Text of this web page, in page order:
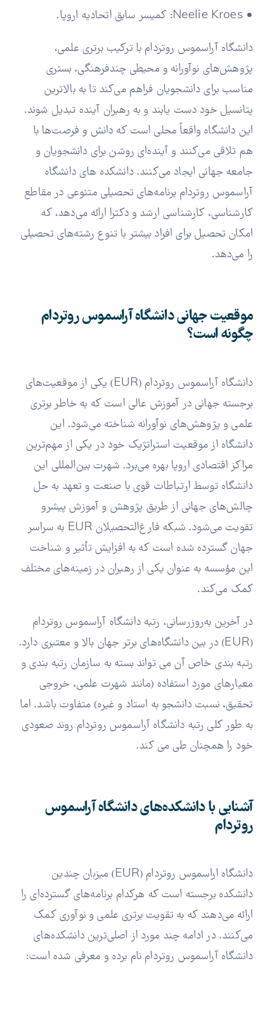
• Neelie Kroes: کمیسر سابق اتحادیه اروپا.
دانشگاه آراسموس روتردام با ترکیب برتری علمی،
پژوهش‌های نوآورانه و محیطی چندفرهنگی، بستری
مناسب برای دانشجویان فراهم می‌کند تا به بالاترین
پتانسیل خود دست یابند و به رهبران آینده تبدیل شوند.
این دانشگاه واقعاً محلی است که دانش و فرصت‌ها با
هم تلاقی می‌کنند و آینده‌ای روشن برای دانشجویان و
جامعه جهانی ایجاد می‌کنند.دانشکده های دانشگاه
آراسموس روتردام برنامه‌های تحصیلی متنوعی در مقاطع
کارشناسی، کارشناسی ارشد و دکترا ارائه می‌دهد، که
امکان تحصیل برای افراد بیشتر با تنوع رشته‌های تحصیلی
را می‌دهد.
موقعیت جهانی دانشگاه آراسموس روتردام
چگونه است؟
دانشگاه آراسموس روتردام (EUR) یکی از موقعیت‌های
برجسته جهانی در آموزش عالی است که به خاطر برتری
علمی و پژوهش‌های نوآورانه شناخته می‌شود. این
دانشگاه از موقعیت استراتژیک خود در یکی از مهم‌ترین
مراکز اقتصادی اروپا بهره می‌برد. شهرت بین‌المللی این
دانشگاه توسط ارتباطات قوی با صنعت و تعهد به حل
چالش‌های جهانی از طریق پژوهش و آموزش پیشرو
تقویت می‌شود. شبکه فارغ‌التحصیلان EUR به سراسر
جهان گسترده شده است که به افزایش تأثیر و شناخت
این مؤسسه به عنوان یکی از رهبران در زمینه‌های مختلف
کمک می‌کند.
در آخرین به‌روزرسانی، رتبه دانشگاه آراسموس روتردام
(EUR) در بین دانشگاه‌های برتر جهان بالا و معتبری دارد.
رتبه بندی خاص آن می تواند بسته به سازمان رتبه بندی و
معیارهای مورد استفاده (مانند شهرت علمی، خروجی
تحقیق، نسبت دانشجو به استاد و غیره) متفاوت باشد. اما
به طور کلی رتبه دانشگاه آراسموس روتردام روند صعودی
خود را همچنان طی می کند.
آشنایی با دانشکده‌های دانشگاه آراسموس
روتردام
دانشگاه اراسموس روتردام (EUR) میزبان چندین
دانشکده برجسته است که هرکدام برنامه‌های گسترده‌ای را
ارائه می‌دهند که به تقویت برتری علمی و نوآوری کمک
می‌کنند. در ادامه چند مورد از اصلی‌ترین دانشکده‌های
دانشگاه آراسموس روتردام نام برده و معرفی شده است: